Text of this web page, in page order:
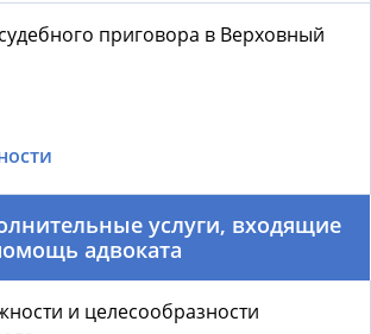
приговора в Верховный
услуги, входящие
адвоката
и целесообразности